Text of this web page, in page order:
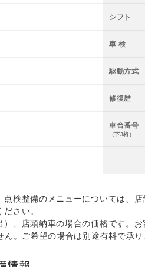
シフト
車 検
駆動方式
修復歴
車台番号
（下3桁）
検整備のメニューについては、店
さい。
、店頭納車の場合の価格です。
。ご希望の場合は別途有料で承り